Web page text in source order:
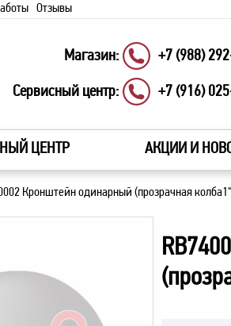
Отзывы
Магазин: +7 (988)
Сервисный центр: +7 (916)
ЦЕНТР АКЦИИ И
Кронштейн одинарный (прозрачная